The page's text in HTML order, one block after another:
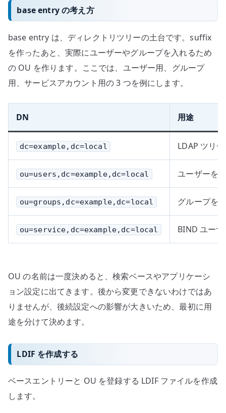
base entry の考え方
base entry は、ディレクトリツリーの土台です。suffix
を作ったあと、実際にユーザーやグループを入れるため
の OU を作ります。ここでは、ユーザー用、グループ
用、サービスアカウント用の 3 つを例にします。
DN 用途
dc=example,dc=local LDAP ツリ
ou=users,dc=example,dc=local ユーザーを
ou=groups,dc=example,dc=local グループを
ou=service,dc=example,dc=local BIND ユー
OU の名前は一度決めると、検索ベースやアプリケーシ
ョン設定に出てきます。後から変更できないわけではあ
りませんが、後続設定への影響が大きいため、最初に用
途を分けて決めます。
LDIF を作成する
ベースエントリーと OU を登録する LDIF ファイルを作成
します。